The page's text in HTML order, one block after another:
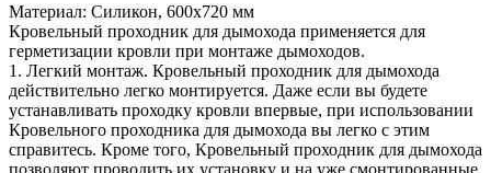
угл,
силикон
(Серый)
Материал: Силикон, 600х720 мм
Кровельный проходник для дымохода применяется для
герметизации кровли при монтаже дымоходов.
1. Легкий монтаж. Кровельный проходник для дымохода
действительно легко монтируется. Даже если вы будете
устанавливать проходку кровли впервые, при использовании
Кровельного проходника для дымохода вы легко с этим
справитесь. Кроме того, Кровельный проходник для дымохода
позволяют проводить их установку и на уже смонтированные